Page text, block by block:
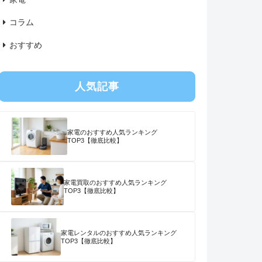
コラム
おすすめ
人気記事
家電のおすすめ人気ランキング
TOP3【徹底比較】
家電買取のおすすめ人気ランキング
TOP3【徹底比較】
家電レンタルのおすすめ人気ランキング
TOP3【徹底比較】